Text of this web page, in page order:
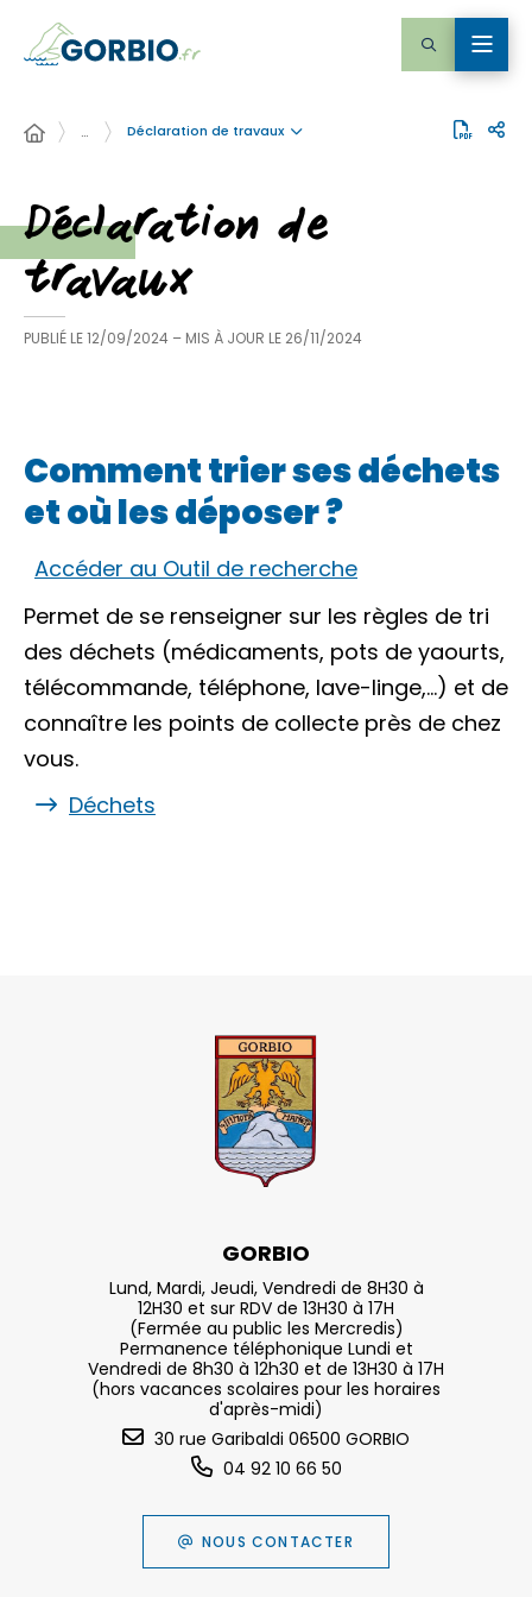
… Déclaration de travaux
Déclaration de
travaux
PUBLIÉ LE12/09/2024 – MIS À JOUR LE 26/11/2024
Comment trier ses déchets
et où les déposer ?
Accéder au Outil de recherche
Permet de se renseigner sur les règles de tri
des déchets (médicaments, pots de yaourts,
télécommande, téléphone, lave-linge,…) et de
connaître les points de collecte près de chez
vous.
Déchets
GORBIO
Lund, Mardi, Jeudi, Vendredi de 8H30 à
12H30 et sur RDV de 13H30 à 17H
(Fermée au public les Mercredis)
Permanence téléphonique Lundi et
Vendredi de 8h30 à 12h30 et de 13H30 à 17H
(hors vacances scolaires pour les horaires
d'après-midi)
30 rue Garibaldi 06500 GORBIO
04 92 10 66 50
NOUS CONTACTER